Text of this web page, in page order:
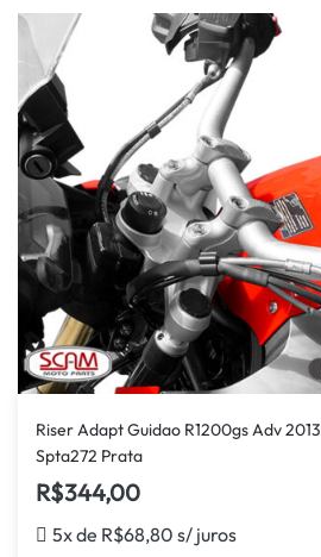
Riser Adapt Guidao R1200gs Adv
Spta272 Prata
R$344,00
5x de R$68,80 s/ juros